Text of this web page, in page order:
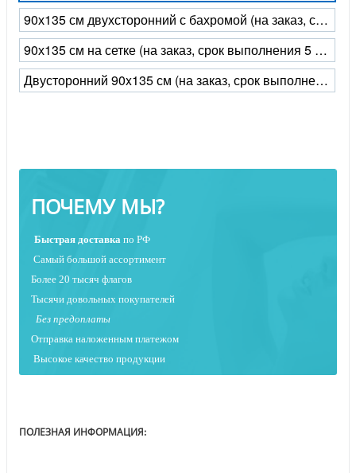
90х135 см двухсторонний с бахромой (на заказ, срок выполнения 5 рабочих дней)
90х135 см на сетке (на заказ, срок выполнения 5 рабочих дней)
Двусторонний 90x135 см (на заказ, срок выполнения 5 рабочих дней)
ПОЧЕМУ МЫ?
Быстрая доставка по РФ
Самый большой ассортимент
Более 20 тысяч флагов
Тысячи довольных покупателей
Без предоплаты
Отправка наложенным платежом
Высокое качество продукции
ПОЛЕЗНАЯ ИНФОРМАЦИЯ: